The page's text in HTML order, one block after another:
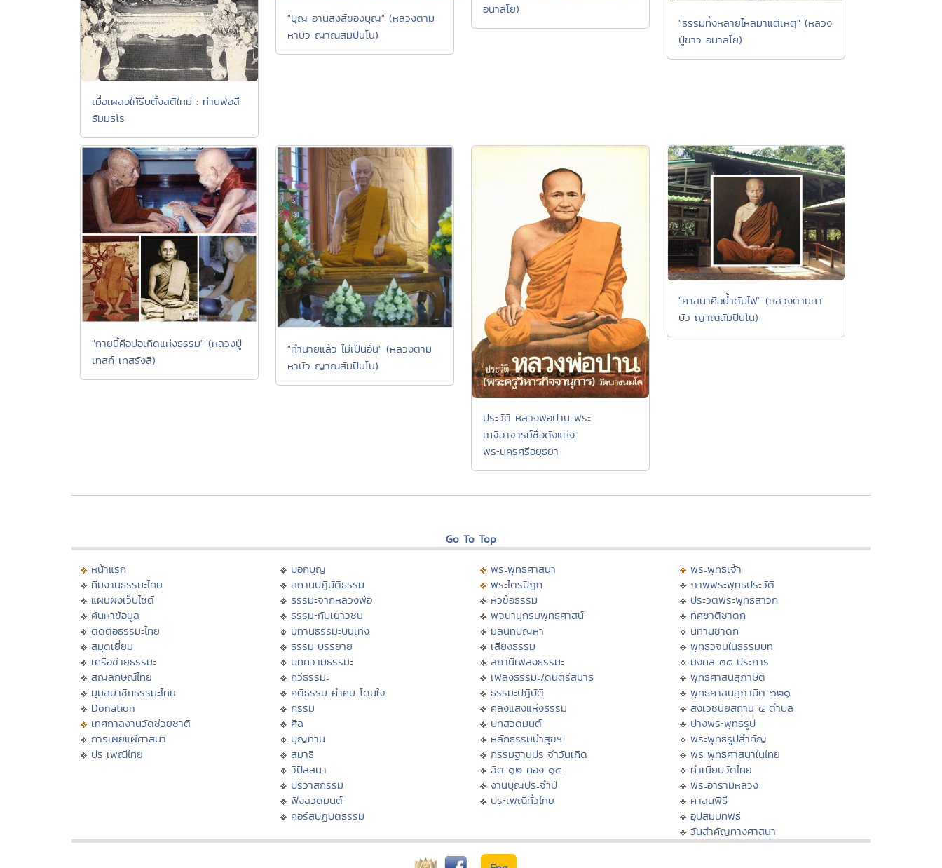
เมื่อเผลอให้รีบตั้งสติใหม่ : ท่านพ่อลี
ธัมมธโร
"บุญ อานิสงส์ของบุญ" (หลวงตาม
หาบัว ญาณสัมปันโน)
อนาลโย)
"ธรรมทั้งหลายไหลมาแต่เหตุ" (หลวง
ปู่ขาว อนาลโย)
"กายนี้คือบ่อเกิดแห่งธรรม" (หลวงปู่
เทสก์ เทสรังสี)
"ทำนายแล้ว ไม่เป็นอื่น" (หลวงตาม
หาบัว ญาณสัมปันโน)
ประวัติ หลวงพ่อปาน พระ
เกจิอาจารย์ชื่อดังแห่ง
พระนครศรีอยุธยา
"ศาสนาคือน้ำดับไฟ" (หลวงตามหา
บัว ญาณสัมปันโน)
Go To Top
หน้าแรก
ทีมงานธรรมะไทย
แผนผังเว็บไซต์
ค้นหาข้อมูล
ติดต่อธรรมะไทย
สมุดเยี่ยม
เครือข่ายธรรมะ
สัญลักษณ์ไทย
มุมสมาชิกธรรมะไทย
Donation
เทศกาลงานวัดช่วยชาติ
การเผยแผ่ศาสนา
ประเพณีไทย
บอกบุญ
สถานปฏิบัติธรรม
ธรรมะจากหลวงพ่อ
ธรรมะกับเยาวชน
นิทานธรรมะบันเทิง
ธรรมะบรรยาย
บทความธรรมะ
กวีธรรมะ
คติธรรม คำคม โดนใจ
กรรม
ศีล
บุญทาน
สมาธิ
วิปัสสนา
ปริวาสกรรม
ฟังสวดมนต์
คอร์สปฏิบัติธรรม
พระพุทธศาสนา
พระไตรปิฏก
หัวข้อธรรม
พจนานุกรมพุทธศาสน์
มิลินทปัญหา
เสียงธรรม
สถานีเพลงธรรมะ
เพลงธรรมะ/ดนตรีสมาธิ
ธรรมะปฏิบัติ
คลังแสงแห่งธรรม
บทสวดมนต์
หลักธรรมนำสุขฯ
กรรมฐานประจำวันเกิด
ฮีต ๑๒ คอง ๑๔
งานบุญประจำปี
ประเพณีทั่วไทย
พระพุทธเจ้า
ภาพพระพุทธประวัติ
ประวัติพระพุทธสาวก
ทศชาติชาดก
นิทานชาดก
พุทธวจนในธรรมบท
มงคล ๓๘ ประการ
พุทธศาสนสุภาษิต
พุทธศาสนสุภาษิต ๖๒๑
สังเวชนียสถาน ๔ ตำบล
ปางพระพุทธรูป
พระพุทธรูปสำคัญ
พระพุทธศาสนาในไทย
ทำเนียบวัดไทย
พระอารามหลวง
ศาสนพิธี
อุปสมบทพิธี
วันสำคัญทางศาสนา